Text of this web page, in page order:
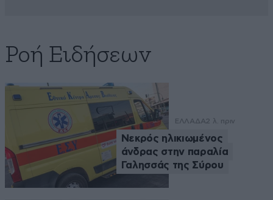
Ροή Ειδήσεων
ΕΛΛΑΔΑ2 λ. πριν
Νεκρός ηλικιωμένος
άνδρας στην παραλία
Γαλησσάς της Σύρου